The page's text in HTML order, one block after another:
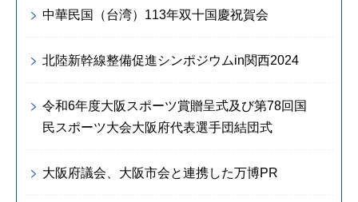
中華民国（台湾）113年双十国慶祝賀会
北陸新幹線整備促進シンポジウムin関西2024
令和6年度大阪スポーツ賞贈呈式及び第78回国
民スポーツ大会大阪府代表選手団結団式
大阪府議会、大阪市会と連携した万博PR